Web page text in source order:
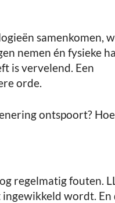
samenkomen,
nemen én fysieke
is vervelend. Een
orde.
ontspoort?
regelmatig fouten.
wordt. En